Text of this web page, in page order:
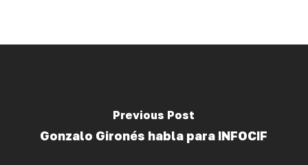
Previous Post
Gonzalo Gironés habla para INFOCIF